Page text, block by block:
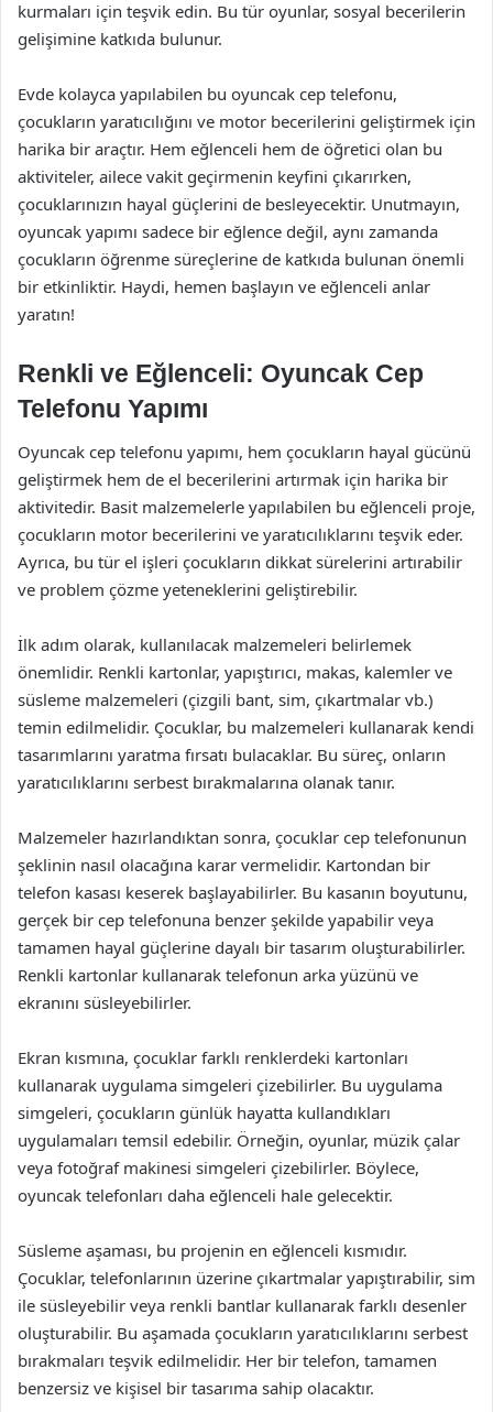
kurmaları için teşvik edin. Bu tür oyunlar, sosyal becerilerin
gelişimine katkıda bulunur.
Evde kolayca yapılabilen bu oyuncak cep telefonu,
çocukların yaratıcılığını ve motor becerilerini geliştirmek için
harika bir araçtır. Hem eğlenceli hem de öğretici olan bu
aktiviteler, ailece vakit geçirmenin keyfini çıkarırken,
çocuklarınızın hayal güçlerini de besleyecektir. Unutmayın,
oyuncak yapımı sadece bir eğlence değil, aynı zamanda
çocukların öğrenme süreçlerine de katkıda bulunan önemli
bir etkinliktir. Haydi, hemen başlayın ve eğlenceli anlar
yaratın!
Renkli ve Eğlenceli: Oyuncak Cep
Telefonu Yapımı
Oyuncak cep telefonu yapımı, hem çocukların hayal gücünü
geliştirmek hem de el becerilerini artırmak için harika bir
aktivitedir. Basit malzemelerle yapılabilen bu eğlenceli proje,
çocukların motor becerilerini ve yaratıcılıklarını teşvik eder.
Ayrıca, bu tür el işleri çocukların dikkat sürelerini artırabilir
ve problem çözme yeteneklerini geliştirebilir.
İlk adım olarak, kullanılacak malzemeleri belirlemek
önemlidir. Renkli kartonlar, yapıştırıcı, makas, kalemler ve
süsleme malzemeleri (çizgili bant, sim, çıkartmalar vb.)
temin edilmelidir. Çocuklar, bu malzemeleri kullanarak kendi
tasarımlarını yaratma fırsatı bulacaklar. Bu süreç, onların
yaratıcılıklarını serbest bırakmalarına olanak tanır.
Malzemeler hazırlandıktan sonra, çocuklar cep telefonunun
şeklinin nasıl olacağına karar vermelidir. Kartondan bir
telefon kasası keserek başlayabilirler. Bu kasanın boyutunu,
gerçek bir cep telefonuna benzer şekilde yapabilir veya
tamamen hayal güçlerine dayalı bir tasarım oluşturabilirler.
Renkli kartonlar kullanarak telefonun arka yüzünü ve
ekranını süsleyebilirler.
Ekran kısmına, çocuklar farklı renklerdeki kartonları
kullanarak uygulama simgeleri çizebilirler. Bu uygulama
simgeleri, çocukların günlük hayatta kullandıkları
uygulamaları temsil edebilir. Örneğin, oyunlar, müzik çalar
veya fotoğraf makinesi simgeleri çizebilirler. Böylece,
oyuncak telefonları daha eğlenceli hale gelecektir.
Süsleme aşaması, bu projenin en eğlenceli kısmıdır.
Çocuklar, telefonlarının üzerine çıkartmalar yapıştırabilir, sim
ile süsleyebilir veya renkli bantlar kullanarak farklı desenler
oluşturabilir. Bu aşamada çocukların yaratıcılıklarını serbest
bırakmaları teşvik edilmelidir. Her bir telefon, tamamen
benzersiz ve kişisel bir tasarıma sahip olacaktır.